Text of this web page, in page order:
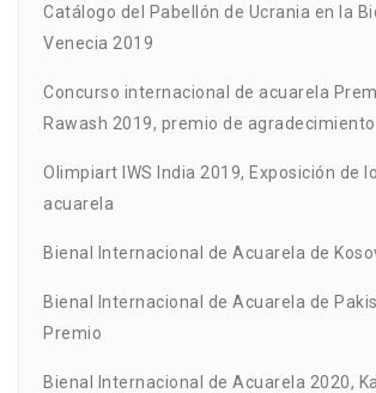
Catálogo del Pabellón de Ucrania en la
Venecia 2019
Concurso internacional de acuarela
Rawash 2019, premio de agradecimiento
Olimpiart IWS India 2019, Exposición de
acuarela
Bienal Internacional de Acuarela de
Bienal Internacional de Acuarela de
Premio
Bienal Internacional de Acuarela 2020,